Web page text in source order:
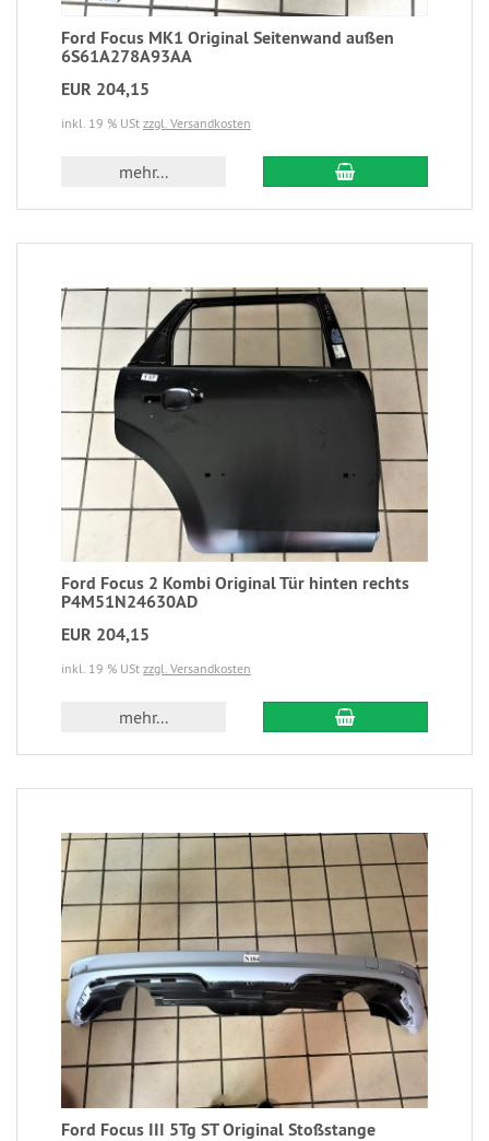
Ford Focus MK1 Original Seitenwand außen
6S61A278A93AA
EUR 204,15
inkl. 19 % USt zzgl. Versandkosten
mehr...
Ford Focus 2 Kombi Original Tür hinten rechts
P4M51N24630AD
EUR 204,15
inkl. 19 % USt zzgl. Versandkosten
mehr...
Ford Focus III 5Tg ST Original Stoßstange